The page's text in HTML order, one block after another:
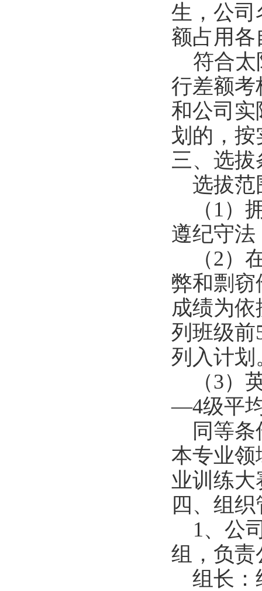
生，公司
额占用各
符合太
行差额考
和公司实
划的，
三、选拔
选拔范
（ 1）
遵纪守
（2）
弊和剽
成绩为
列班级前
列入计划
（3）
—4级平
同等
本专业领
业训练大
四、组
1、公
组，负责
组长：